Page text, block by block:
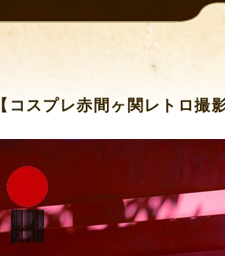
【コスプレ赤間ヶ関レトロ